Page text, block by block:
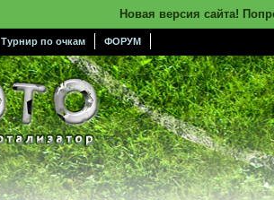
Новая версия сайта!
Турнир по очкам ФОРУМ